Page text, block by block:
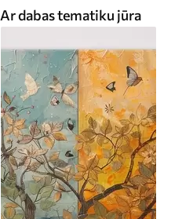
Ar dabas tematiku jūra